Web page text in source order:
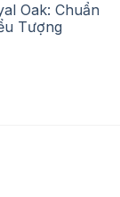
Oak: Chuẩn
Tượng